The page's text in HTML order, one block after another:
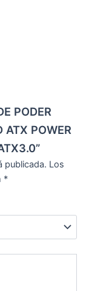
PODER
POWER
publicada. Los
*